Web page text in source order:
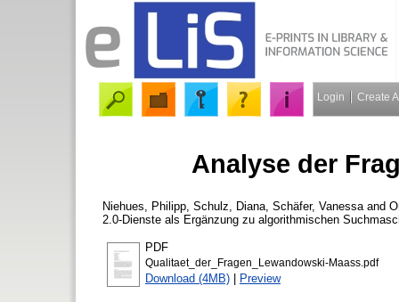
Login Create
Analyse der
Niehues, Philipp Schulz, Diana Schäfer, Vanessa and
2.0-Dienste als Ergänzung zu algorithmischen
PDF
Qualitaet_der_Fragen_Lewandowski-Maass.pdf
Download (4MB) | Preview